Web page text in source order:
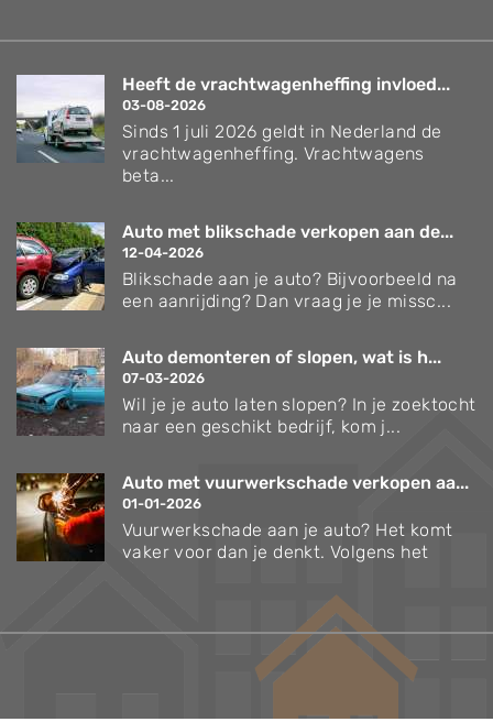
Heeft de vrachtwagenheffing invloed...
03-08-2026
Sinds 1 juli 2026 geldt in Nederland de
vrachtwagenheffing. Vrachtwagens
beta...
Auto met blikschade verkopen aan de...
12-04-2026
Blikschade aan je auto? Bijvoorbeeld na
een aanrijding? Dan vraag je je missc...
Auto demonteren of slopen, wat is h...
07-03-2026
Wil je je auto laten slopen? In je zoektocht
naar een geschikt bedrijf, kom j...
Auto met vuurwerkschade verkopen aa...
01-01-2026
Vuurwerkschade aan je auto? Het komt
vaker voor dan je denkt. Volgens het